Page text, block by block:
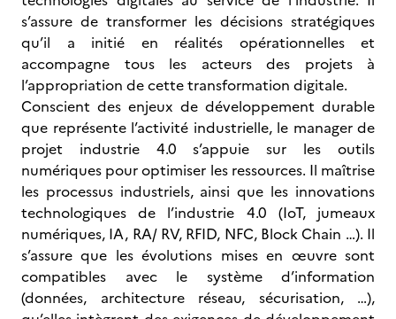
s’assure de transformer les décisions stratégiques
qu’il a initié en réalités opérationnelles et
accompagne tous les acteurs des projets à
l’appropriation de cette transformation digitale.
Conscient des enjeux de développement durable
que représente l’activité industrielle, le manager de
projet industrie 4.0 s’appuie sur les outils
numériques pour optimiser les ressources. Il maîtrise
les processus industriels, ainsi que les innovations
technologiques de l’industrie 4.0 (IoT, jumeaux
numériques, IA, RA/ RV, RFID, NFC, Block Chain …). Il
s’assure que les évolutions mises en œuvre sont
compatibles avec le système d’information
(données, architecture réseau, sécurisation, …),